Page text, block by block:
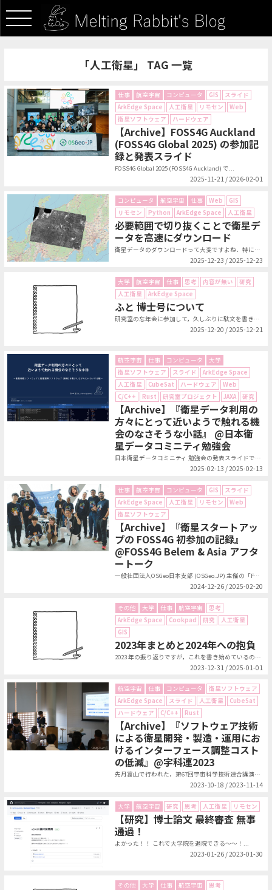
「人工衛星」 TAG 一覧
仕事 航空宇宙 コンピュータ GIS
スライド
ArkEdge Space
人工衛星 リモセン
Web
衛星ソフトウェア
ハードウェア
【Archive】FOSS4G Auckland
(FOSS4G Global 2025) の参加記
録と発表スライド
FOSS4G Global 2025 (FOSS4G Auckland) で...
2025-11-21 / 2026-02-01
コンピュータ 航空宇宙 仕事 Web
GIS
リモセン
Python ArkEdge Space 人工衛星
必要範囲で切り抜くことで衛星デ
ータを高速にダウンロード
衛星データのダウンロードって大変ですよね．特に時系列解析をしたいときなどに，...
2025-12-23 / 2025-12-23
大学 航空宇宙 仕事 思考 内容が無い
研究
人工衛星
ArkEdge Space
ふと 博士号について
研究室の忘年会に参加して，久しぶりに駄文を書きたくなったので，夜な夜な酔っ払...
2025-12-20 / 2025-12-21
航空宇宙 仕事 コンピュータ
大学
衛星ソフトウェア
スライド
ArkEdge Space
人工衛星
CubeSat ハードウェア
Web
C/C++
Rust 研究室プロジェクト JAXA 研究
【Archive】『衛星データ利用の
方々にとって近いようで触れる機
会のなさそうな小話』 @日本衛
星データコミニティ勉強会
日本衛星データコミニティ 勉強会の発表スライドです．発表タイトルは「衛星デー...
2025-02-13 / 2025-02-13
仕事 航空宇宙 コンピュータ GIS
スライド
ArkEdge Space
人工衛星 リモセン
Web
衛星ソフトウェア
【Archive】『衛星スタートアッ
プの FOSS4G 初参加の記録』
@FOSS4G Belem & Asia アフタ
ートーク
一般社団法人OSGeo日本支部 (OSGeo.JP) 主催の「FOSS4G ...
2024-12-26 / 2025-02-20
その他 大学 仕事 航空宇宙
思考
ArkEdge Space
Cookpad 研究
人工衛星
GIS
2023年まとめと2024年への抱負
2023 年の振り返りですが，これを書き始めているのはなんと 2025 年の...
2023-12-31 / 2025-01-01
航空宇宙 仕事 コンピュータ
衛星ソフトウェア
ArkEdge Space
スライド 人工衛星
CubeSat
ハードウェア
C/C++ Rust
【Archive】『ソフトウェア技術
による衛星開発・製造・運用にお
けるインターフェース調整コスト
の低減』@宇科連2023
先月富山で行われた，第67回宇宙科学技術連合講演会という国内最大規模の宇宙工...
2023-10-18 / 2023-11-14
大学 航空宇宙 研究 思考 人工衛星 リモセン
【研究】博士論文 最終審査 無事
通過！
よかった！！ これで大学院を退院できる～～！...
2023-01-26 / 2023-01-30
その他 大学 仕事 航空宇宙
思考